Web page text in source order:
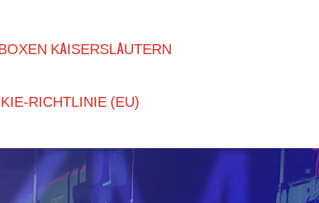
KAISERSLAUTERN
RICHTLINIE (EU)